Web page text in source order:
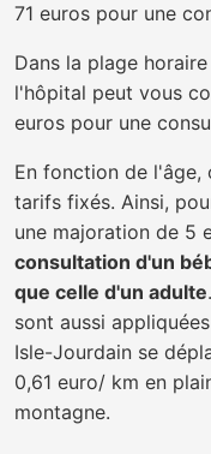
71 euros pour une
Dans la plage
l'hôpital peut vous
euros pour une
En fonction de l'âge,
tarifs fixés. Ainsi,
une majoration de 5
consultation d'un
que celle d'un adulte
sont aussi
Isle-Jourdain se
0,61 euro/ km en
montagne.